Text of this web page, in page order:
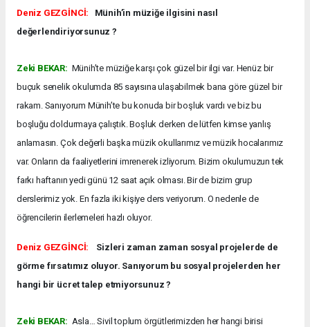
Deniz GEZGİNCİ: Münih’in müziğe ilgisini nasıl
değerlendiriyorsunuz ?
Zeki BEKAR: Münih’te müziğe karşı çok güzel bir ilgi var. Henüz bir
buçuk senelik okulumda 85 sayısına ulaşabilmek bana göre güzel bir
rakam. Sanıyorum Münih’te bu konuda bir boşluk vardı ve biz bu
boşluğu doldurmaya çalıştık. Boşluk derken de lütfen kimse yanlış
anlamasın. Çok değerli başka müzik okullarımız ve müzik hocalarımız
var. Onların da faaliyetlerini imrenerek izliyorum. Bizim okulumuzun tek
farkı haftanın yedi günü 12 saat açık olması. Bir de bizim grup
derslerimiz yok. En fazla iki kişiye ders veriyorum. O nedenle de
öğrencilerin ilerlemeleri hazlı oluyor.
Deniz GEZGİNCİ:
Sizleri zaman zaman sosyal projelerde de
görme fırsatımız oluyor. Sanıyorum bu sosyal projelerden her
hangi bir ücret talep etmiyorsunuz ?
Zeki BEKAR: Asla… Sivil toplum örgütlerimizden her hangi birisi